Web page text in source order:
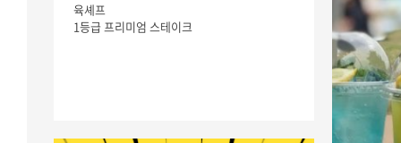
육셰프
1등급 프리미엄 스테이크